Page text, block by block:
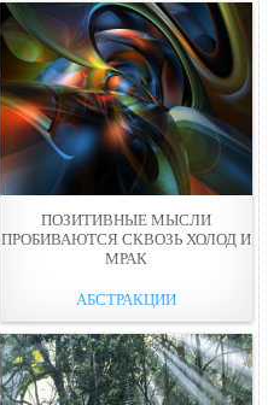
ПОЗИТИВНЫЕ МЫСЛИ
ПРОБИВАЮТСЯ СКВОЗЬ ХОЛОД И
МРАК
АБСТРАКЦИИ